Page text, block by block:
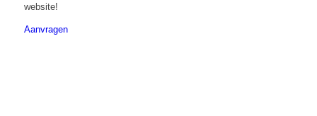
website!
Aanvragen